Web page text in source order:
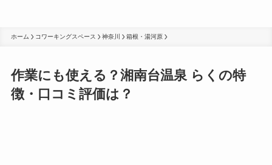
ホーム コワーキングスペース 神奈川 箱根・湯河原
作業にも使える？湘南台温泉 らくの特
徴・口コミ評価は？